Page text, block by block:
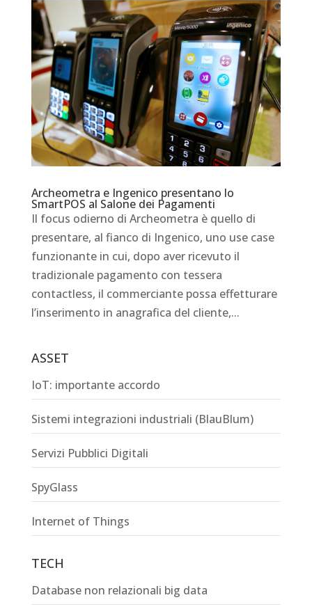
Archeometra e Ingenico presentano lo
SmartPOS al Salone dei Pagamenti
Il focus odierno di Archeometra è quello di
presentare, al fianco di Ingenico, uno use case
funzionante in cui, dopo aver ricevuto il
tradizionale pagamento con tessera
contactless, il commerciante possa effetturare
l’inserimento in anagrafica del cliente,...
ASSET
IoT: importante accordo
Sistemi integrazioni industriali (BlauBlum)
Servizi Pubblici Digitali
SpyGlass
Internet of Things
TECH
Database non relazionali big data